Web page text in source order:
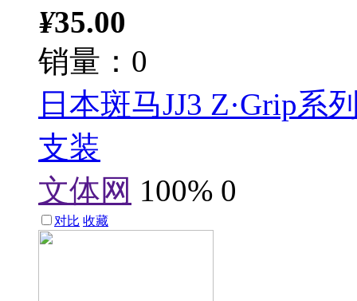
¥35.00
销量：0
日本斑马JJ3 Z·Grip系
支装
文体网 100% 0
对比 收藏